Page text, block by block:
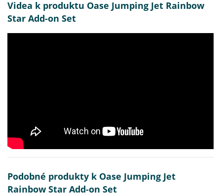
Videa k produktu Oase Jumping Jet Rainbow
Star Add-on Set
Podobné produkty k Oase Jumping Jet
Rainbow Star Add-on Set